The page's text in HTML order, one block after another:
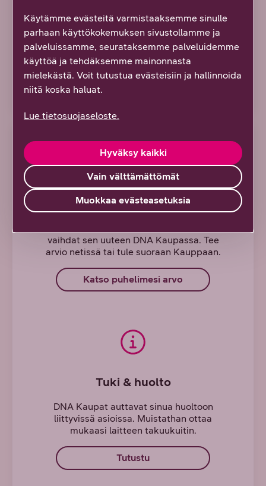
DNA Kauppojen asiakaspalvelunumero:
044 033 8000
Soita 044 033 8000
DNA Laitehyvitys
vaihdat sen uuteen DNA Kaupassa. Tee
arvio netissä tai tule suoraan Kauppaan.
Katso puhelimesi arvo
Tuki & huolto
DNA Kaupat auttavat sinua huoltoon
liittyvissä asioissa. Muistathan ottaa
mukaasi laitteen takuukuitin.
Tutustu
Käytämme evästeitä varmistaaksemme sinulle
parhaan käyttökokemuksen sivustollamme ja
palveluissamme, seurataksemme palveluidemme
käyttöä ja tehdäksemme mainonnasta
mielekästä. Voit tutustua evästeisiin ja hallinnoida
niitä koska haluat.
Lue tietosuojaseloste.
Vain välttämättömät
Hyväksy kaikki
Muokkaa evästeasetuksia